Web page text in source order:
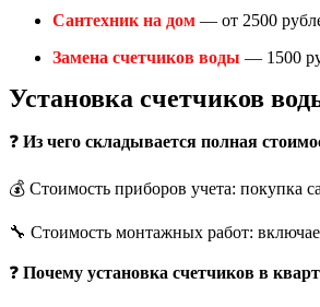
Сантехник на дом — от 2500
Замена счетчиков воды — 1500
Установка счетчиков
❓ Из чего складывается полная
💰 Стоимость приборов учета: покупка
🔧 Стоимость монтажных работ:
❓ Почему установка счетчиков в